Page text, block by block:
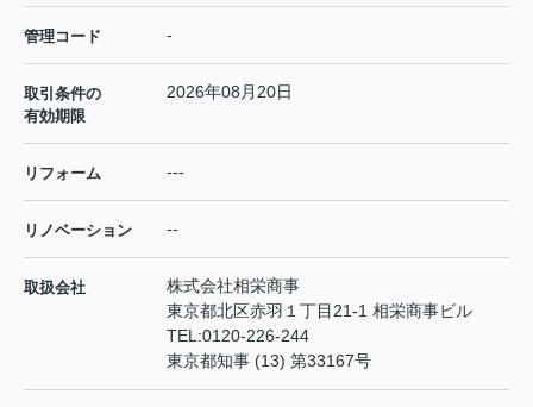
管理コード -
取引条件の
有効期限
2026年08月20日
リフォーム ---
リノベーション --
取扱会社
株式会社相栄商事
東京都北区赤羽１丁目21-1 相栄商事ビル
TEL:0120-226-244
東京都知事 (13) 第33167号